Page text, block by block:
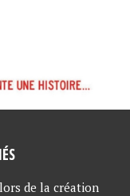
de la création